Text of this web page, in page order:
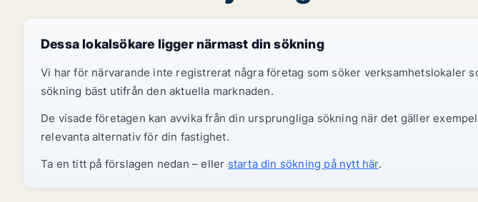
Dessa lokalsökare ligger närmast din sökning
Vi har för närvarande inte registrerat några företag som söker verksamhetslokaler
sökning bäst utifrån den aktuella marknaden.
De visade företagen kan avvika från din ursprungliga sökning när det gäller
relevanta alternativ för din fastighet.
Ta en titt på förslagen nedan – eller starta din sökning på nytt här.